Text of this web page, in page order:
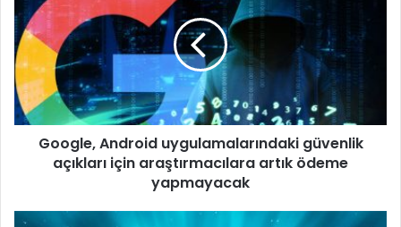
uygulamalarındaki
güvenlik
açıkları
için
araştırmacılara
artık
ödeme
yapmayacak
Google, Android uygulamalarındaki güvenlik
açıkları için araştırmacılara artık ödeme
yapmayacak
Ubisoft,